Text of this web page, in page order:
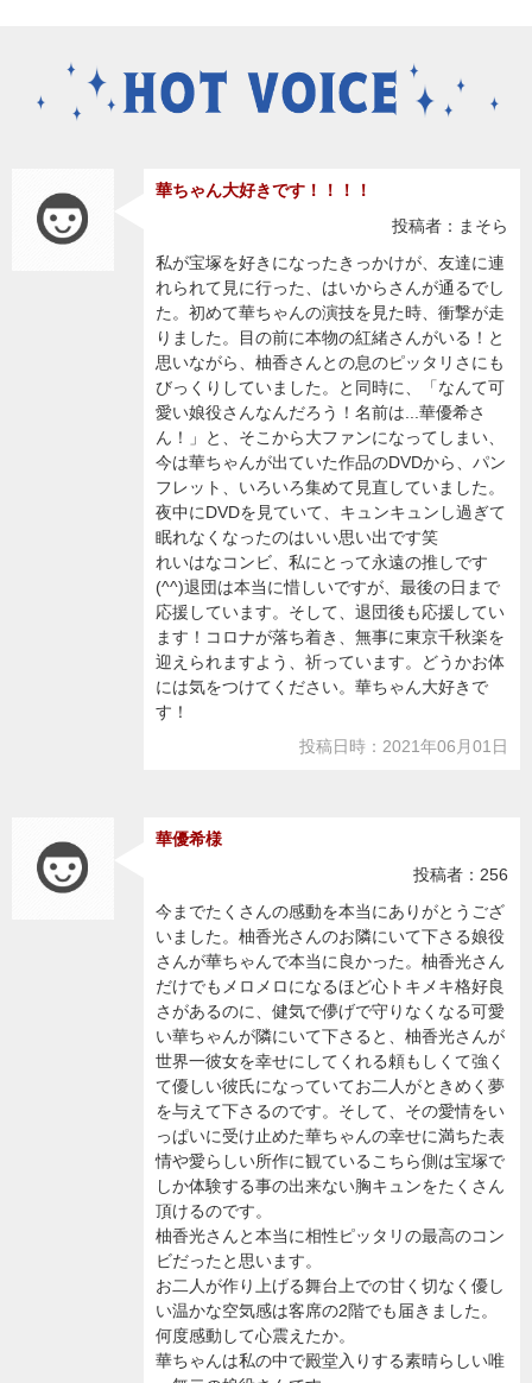
華ちゃん大好きです！！！！
投稿者：まそら
私が宝塚を好きになったきっかけが、友達に連
れられて見に行った、はいからさんが通るでし
た。初めて華ちゃんの演技を見た時、衝撃が走
りました。目の前に本物の紅緒さんがいる！と
思いながら、柚香さんとの息のピッタリさにも
びっくりしていました。と同時に、「なんて可
愛い娘役さんなんだろう！名前は...華優希さ
ん！」と、そこから大ファンになってしまい、
今は華ちゃんが出ていた作品のDVDから、パン
フレット、いろいろ集めて見直していました。
夜中にDVDを見ていて、キュンキュンし過ぎて
眠れなくなったのはいい思い出です笑
れいはなコンビ、私にとって永遠の推しです
(^^)退団は本当に惜しいですが、最後の日まで
応援しています。そして、退団後も応援してい
ます！コロナが落ち着き、無事に東京千秋楽を
迎えられますよう、祈っています。どうかお体
には気をつけてください。華ちゃん大好きで
す！
投稿日時：2021年06月01日
華優希様
投稿者：256
今までたくさんの感動を本当にありがとうござ
いました。柚香光さんのお隣にいて下さる娘役
さんが華ちゃんで本当に良かった。柚香光さん
だけでもメロメロになるほど心トキメキ格好良
さがあるのに、健気で儚げで守りなくなる可愛
い華ちゃんが隣にいて下さると、柚香光さんが
世界一彼女を幸せにしてくれる頼もしくて強く
て優しい彼氏になっていてお二人がときめく夢
を与えて下さるのです。そして、その愛情をい
っぱいに受け止めた華ちゃんの幸せに満ちた表
情や愛らしい所作に観ているこちら側は宝塚で
しか体験する事の出来ない胸キュンをたくさん
頂けるのです。
柚香光さんと本当に相性ピッタリの最高のコン
ビだったと思います。
お二人が作り上げる舞台上での甘く切なく優し
い温かな空気感は客席の2階でも届きました。
何度感動して心震えたか。
華ちゃんは私の中で殿堂入りする素晴らしい唯